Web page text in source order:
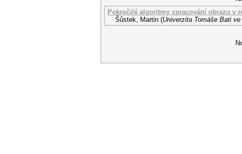
Pokročilé algoritmy zpracování obrazu v
Šůstek, Martin (Univerzita Tomáše Bati